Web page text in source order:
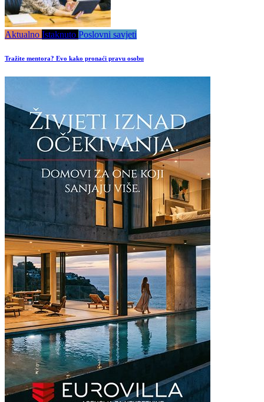
Aktualno Istaknuto Poslovni savjeti
Tražite mentora? Evo kako pronaći pravu osobu